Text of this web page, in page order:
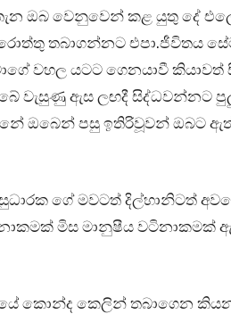
ඔබ වෙනුවෙන් කළ යුතු දේ
තබාගන්නට එපා.ජීවිතය
වහල යටට ගෙනයාවී
වැසුණු ඇස ලඟදී සිද්ධවන්නට
ඔබෙන් පසු ඉතිරිවූවන් ඔබට
ගේ මවටත් දිල්හානිටත්
මිස මානුෂීය වටිනාකමක්
කොන්ද කෙලින් තබාගෙන